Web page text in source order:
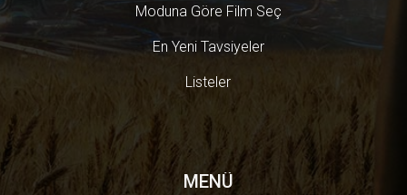
Moduna Göre Film Seç
En Yeni Tavsiyeler
Listeler
MENÜ